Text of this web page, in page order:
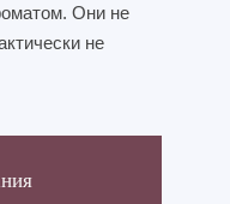
Они не
не